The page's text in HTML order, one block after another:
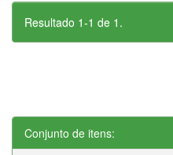
Resultado 1-1 de 1.
Conjunto de itens: